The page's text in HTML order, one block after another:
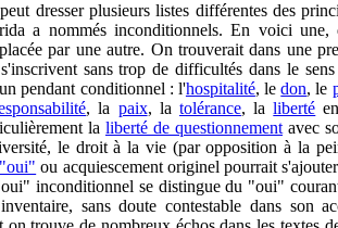
dresser plusieurs listes différentes des
a nommés inconditionnels. En voici une,
par une autre. On trouverait dans une
sans trop de difficultés dans le
pendant conditionnel : l'hospitalité, ledon, le
, la paix, la tolérance, laliberté
la liberté de questionnement avec
le droit à la vie (par opposition à la
"oui" ou acquiescement originel pourrait
inconditionnel se distingue du "oui"
sans doute contestable dans son